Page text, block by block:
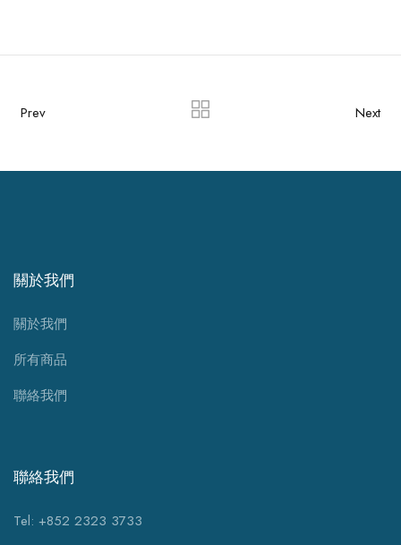
Prev Next
關於我們
關於我們
所有商品
聯絡我們
聯絡我們
Tel: +852 2323 3733